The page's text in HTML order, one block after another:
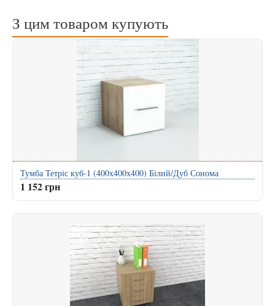
З цим товаром купують
Тумба Тетріс куб-1 (400x400x400) Білий/Дуб Сонома
1 152 грн